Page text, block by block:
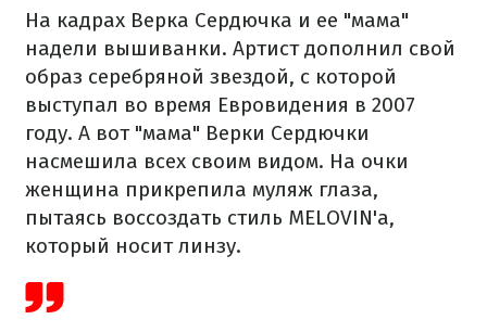
На кадрах Верка Сердючка и ее "мама"
надели вышиванки. Артист дополнил свой
образ серебряной звездой, с которой
выступал во время Евровидения в 2007
году. А вот "мама" Верки Сердючки
насмешила всех своим видом. На очки
женщина прикрепила муляж глаза,
пытаясь воссоздать стиль MELOVIN'а,
который носит линзу.